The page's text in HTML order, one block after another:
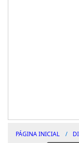
PÁGINA INICIAL